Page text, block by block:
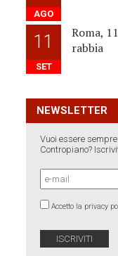
AGO
11
SET
Roma,
rabbia
NEWSLETTER
Vuoi essere
Contropiano?
Accetto la privacy